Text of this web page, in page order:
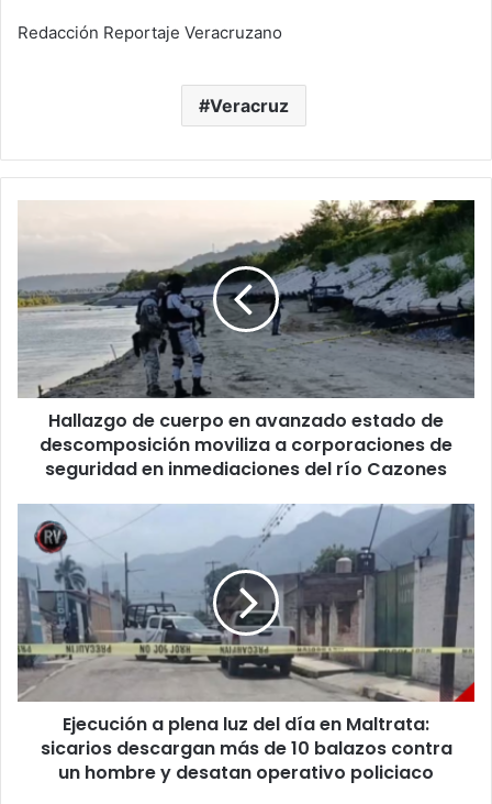
Redacción Reportaje Veracruzano
Veracruz
en
avanzado
estado
de
descomposición
moviliza
corporaciones
inmediaciones
del
río
Cazones
Hallazgo de cuerpo en avanzado estado de
descomposición moviliza a corporaciones de
seguridad en inmediaciones del río Cazones
Ejecución
plena
luz
del
día
en
Maltrata:
sicarios
descargan
más
Ejecución a plena luz del día en Maltrata:
sicarios descargan más de 10 balazos contra
un hombre y desatan operativo policiaco